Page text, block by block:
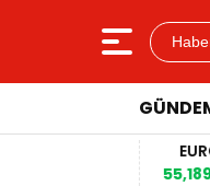
EURO
55,1896
0,45%